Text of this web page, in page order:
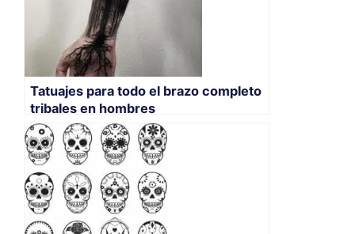
Tatuajes para todo el brazo completo
tribales en hombres